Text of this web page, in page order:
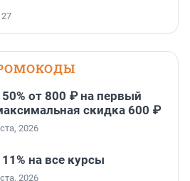
27
от 800 ₽ на первый
скидка 600 ₽
2026
на все курсы
2026